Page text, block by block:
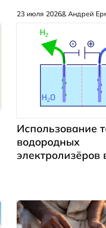
23 июля 2026 Андрей
Использование
водородных
электролизёров